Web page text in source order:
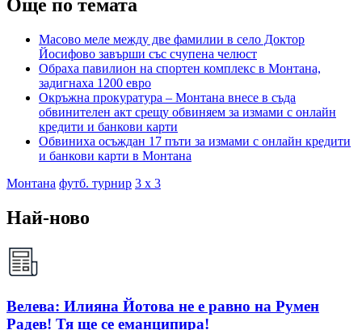
Още по темата
Масово меле между две фамилии в село Доктор
Йосифово завърши със счупена челюст
Обраха павилион на спортен комплекс в Монтана,
задигнаха 1200 евро
Окръжна прокуратура – Монтана внесе в съда
обвинителен акт срещу обвиняем за измами с онлайн
кредити и банкови карти
Обвиниха осъждан 17 пъти за измами с онлайн кредити
и банкови карти в Монтана
Монтана футб. турнир 3 х 3
Най-ново
Велева: Илияна Йотова не е равно на Румен
Радев! Тя ще се еманципира!